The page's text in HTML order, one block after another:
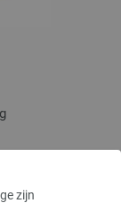
zijn